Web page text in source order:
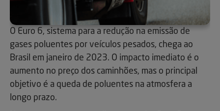
O Euro 6, sistema para a redução na emissão de
gases poluentes por veículos pesados, chega ao
Brasil em janeiro de 2023. O impacto imediato é o
aumento no preço dos caminhões, mas o principal
objetivo é a queda de poluentes na atmosfera a
longo prazo.